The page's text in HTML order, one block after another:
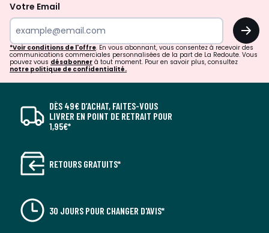
Votre Email
OK
*Voir conditions de l'offre. En vous abonnant, vous consentez à recevoir des
communications commerciales personnalisées de la part de La Redoute. Vous
pouvez vous désabonner à tout moment. Pour en savoir plus, consultez
notre politique de confidentialité.
DÈS 49€ D’ACHAT, FAITES-VOUS
LIVRER EN POINT DE RETRAIT POUR
1,95€*
RETOURS GRATUITS*
30 JOURS POUR CHANGER D'AVIS*